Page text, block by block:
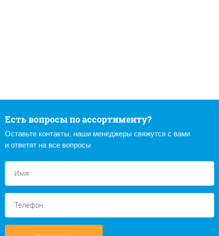
Есть вопросы по ассортименту?
Оставьте контакты, наши менеджеры свяжутся с вами
и ответят на все вопросы